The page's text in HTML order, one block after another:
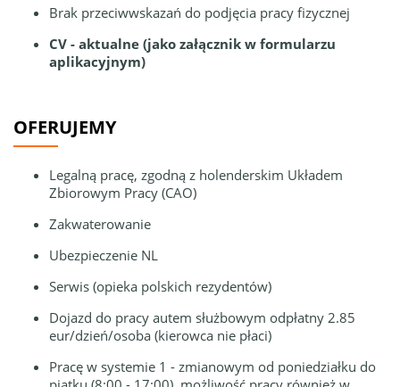
Brak przeciwwskazań do podjęcia pracy fizycznej
CV - aktualne (jako załącznik w formularzu
aplikacyjnym)
OFERUJEMY
Legalną pracę, zgodną z holenderskim Układem
Zbiorowym Pracy (CAO)
Zakwaterowanie
Ubezpieczenie NL
Serwis (opieka polskich rezydentów)
Dojazd do pracy autem służbowym odpłatny 2.85
eur/dzień/osoba (kierowca nie płaci)
Pracę w systemie 1 - zmianowym od poniedziałku do